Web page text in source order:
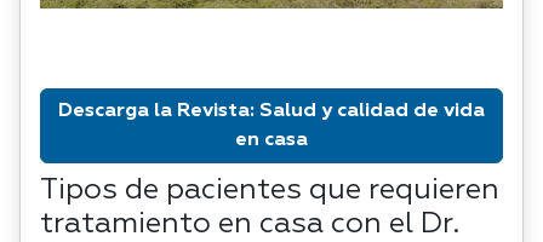
Descarga la Revista: Salud y calidad de vida
en casa
Tipos de pacientes que requieren
tratamiento en casa con el Dr.